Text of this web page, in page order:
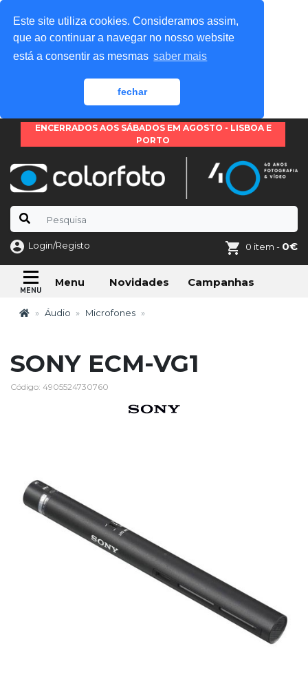
Este site utiliza cookies. Consideramos assim,
que ao continuar a navegar no nosso website
está a consentir as mesmas saber mais
fechar
ENCERRADOS AOS SÁBADOS EM AGOSTO - LISBOA E
PORTO
Login/Registo 0 item - 0€
Menu Novidades Campanhas
Áudio Microfones
SONY ECM-VG1
Código: 4905524730760